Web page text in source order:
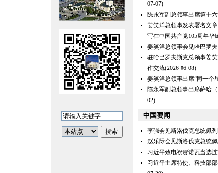
07-07)
陈永军副总领事出席第十
姜笑洋总领事发表署名文
写在中国共产党105周年华
姜笑洋总领事会见哈巴罗
驻哈巴罗夫斯克总领事姜
作交流(2026-06-08)
姜笑洋总领事出席“同一个
陈永军副总领事出席萨哈
02)
中国要闻
李强会见斯洛伐克总统佩
赵乐际会见斯洛伐克总统
习近平致电祝贺诺瓦当选
习近平主席特使、科技部